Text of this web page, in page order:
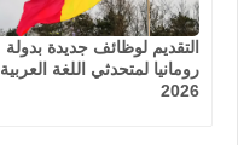
التقديم لوظائف جديدة بدولة
رومانيا لمتحدثي اللغة العربية
2026